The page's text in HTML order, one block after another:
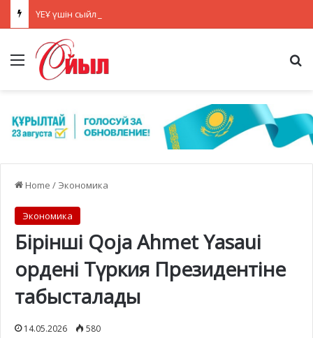
ҮЕҰ үшін сыйлықақы беру конкурсы туралы ақпарат
Menu
Home / Экономика
Экономика
Бірінші Qoja Ahmet Yasaui
ордені Түркия Президентіне
табысталады
14.05.2026 580